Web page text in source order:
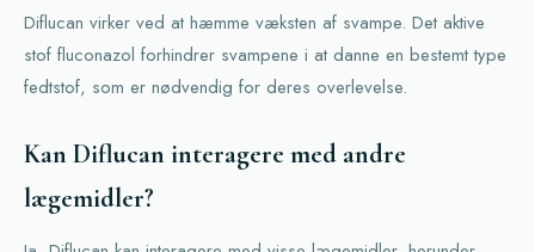
Diflucan virker ved at hæmme væksten af svampe. Det aktive
stof fluconazol forhindrer svampene i at danne en bestemt type
fedtstof, som er nødvendig for deres overlevelse.
Kan Diflucan interagere med andre
lægemidler?